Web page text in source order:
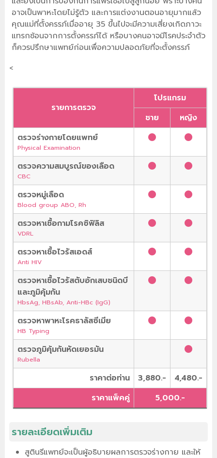
อาจเป็นพาหะโดยไม่รู้ตัว และการแต่งงานตอนอายุมากแล้ว
คุณแม่ที่ตั้งครรภ์เมื่ออายุ 35 ขึ้นไปจะมีความเสี่ยงเกิดภาวะ
แทรกซ้อนจากการตั้งครรภ์ได้ หรือบางคนอาจมีโรคประจำตัว
ก็ควรปรึกษาแพทย์ก่อนเพื่อความปลอดภัยที่จะตั้งครรภ์
<
รายการตรวจ
โปรแกรม
ชาย
หญิง
ตรวจร่างกายโดยแพทย์
Physical Examination
ตรวจความสมบูรณ์ของเลือด
CBC
ตรวจหมู่เลือด
Blood group ABO, Rh
ตรวจหาเชื้อกามโรคซิฟิลิส
VDRL
ตรวจหาเชื้อไวรัสเอดส์
Anti HIV
ตรวจหาเชื้อไวรัสตับอักเสบชนิดบี
และภูมิคุ้มกัน
HbsAg, HBsAb, Anti-HBc (IgG)
ตรวจหาพาหะโรคธาลัสซีเมีย
HB Typing
ตรวจภูมิคุ้มกันหัดเยอรมัน
Rubella
ราคาต่อท่าน 3,880.-
4,480.-
ราคาแพ็คคู่
5,000.-
รายละเอียดเพิ่มเติม
สูตินรีแพทย์จะเป็นผู้อธิบายผลการตรวจร่างกาย และให้